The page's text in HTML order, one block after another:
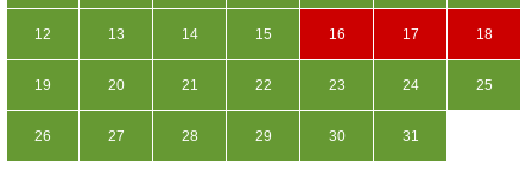
12 13 14 15 16 17 18
19 20 21 22 23 24 25
26 27 28 29 30 31